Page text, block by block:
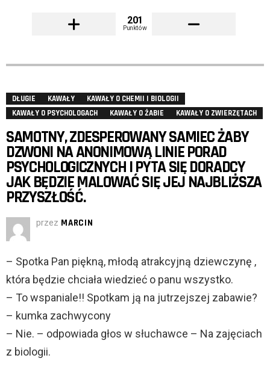
201
Punktów
DŁUGIE KAWAŁY
KAWAŁY O CHEMII I BIOLOGII
KAWAŁY O PSYCHOLOGACH
KAWAŁY O ŻABIE KAWAŁY O ZWIERZĘTACH
SAMOTNY, ZDESPEROWANY SAMIEC ŻABY
DZWONI NA ANONIMOWĄ LINIE PORAD
PSYCHOLOGICZNYCH I PYTA SIĘ DORADCY
JAK BĘDZIE MALOWAĆ SIĘ JEJ NAJBLIŻSZA
PRZYSZŁOŚĆ.
przez MARCIN
– Spotka Pan piękną, młodą atrakcyjną dziewczynę ,
która będzie chciała wiedzieć o panu wszystko.
– To wspaniale!! Spotkam ją na jutrzejszej zabawie?
– kumka zachwycony
– Nie. – odpowiada głos w słuchawce – Na zajęciach
z biologii.